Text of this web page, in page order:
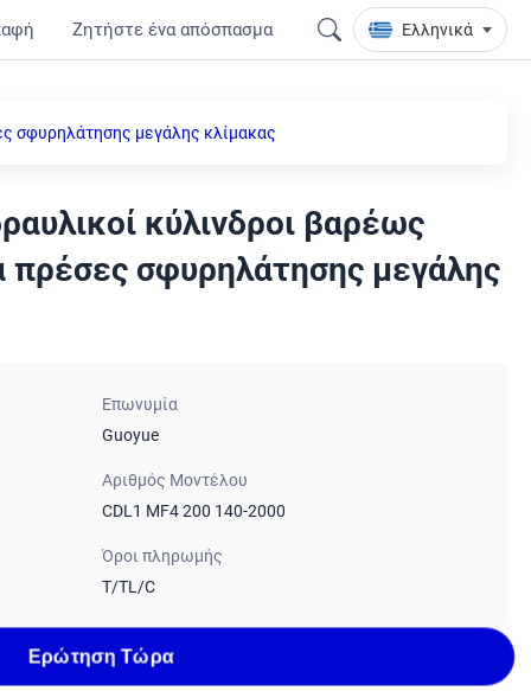
Ζητήστε ένα απόσπασμα Ελληνικά
σφυρηλάτησης μεγάλης κλίμακας
κύλινδροι βαρέως
πρέσες σφυρηλάτησης μεγάλης
Επωνυμία
Guoyue
Αριθμός Μοντέλου
CDL1 MF4 200 140-2000
Όροι πληρωμής
T/TL/C
Ερώτηση Τώρα